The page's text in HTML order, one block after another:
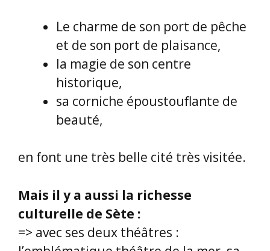
Le charme de son port de pêche
et de son port de plaisance,
la magie de son centre
historique,
sa corniche époustouflante de
beauté,
en font une très belle cité très visitée.
Mais il y a aussi la richesse
culturelle de Sète :
=> avec ses deux théâtres :